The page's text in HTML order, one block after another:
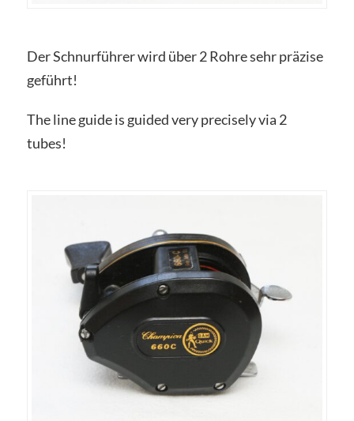
Der Schnurführer wird über 2 Rohre sehr präzise
geführt!
The line guide is guided very precisely via 2
tubes!